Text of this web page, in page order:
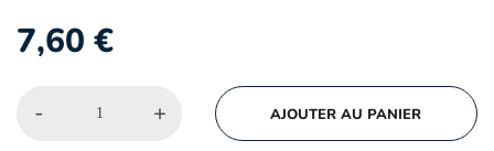
7,60 €
- + AJOUTER AU PANIER